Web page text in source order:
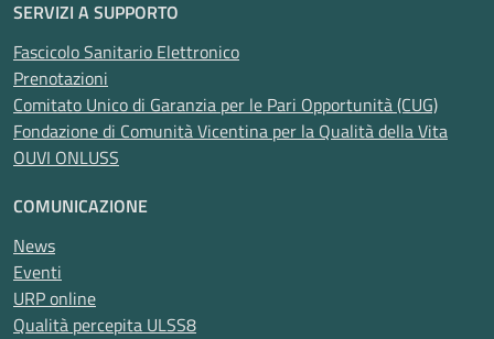
SERVIZI A SUPPORTO
Fascicolo Sanitario Elettronico
Prenotazioni
Comitato Unico di Garanzia per le Pari Opportunità (CUG)
Fondazione di Comunità Vicentina per la Qualità della Vita
OUVI ONLUSS
COMUNICAZIONE
News
Eventi
URP online
Qualità percepita ULSS8